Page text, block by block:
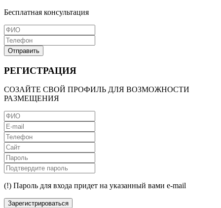
Бесплатная консультация
Отправить
РЕГИСТРАЦИЯ
СОЗАЙТЕ СВОЙ ПРОФИЛЬ ДЛЯ ВОЗМОЖНОСТИ
РАЗМЕЩЕНИЯ
(!) Пароль для входа придет на указанный вами e-mail
Зарегистрироваться